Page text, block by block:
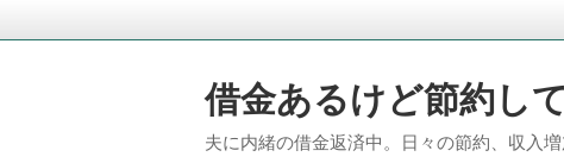
借金あるけど節約し
夫に内緒の借金返済中。日々の節約、収入